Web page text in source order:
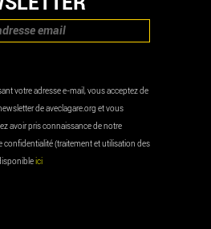
votre adresse e-mail, vous acceptez de
de aveclagare.org et vous
avoir pris connaissance de notre
confidentialité (traitement et utilisation des
ici